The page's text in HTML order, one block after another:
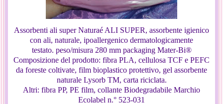
Assorbenti ali super Naturaé ALI SUPER, assorbente igienico
con ali, naturale, ipoallergenico dermatologicamente
testato. peso/misura 280 mm packaging Mater-Bi®
Composizione del prodotto: fibra PLA, cellulosa TCF e PEFC
da foreste coltivate, film bioplastico protettivo, gel assorbente
naturale Lysorb TM, carta riciclata.
Altri: fibra PP, PE film, collante Biodegradabile Marchio
Ecolabel n.° 523-031